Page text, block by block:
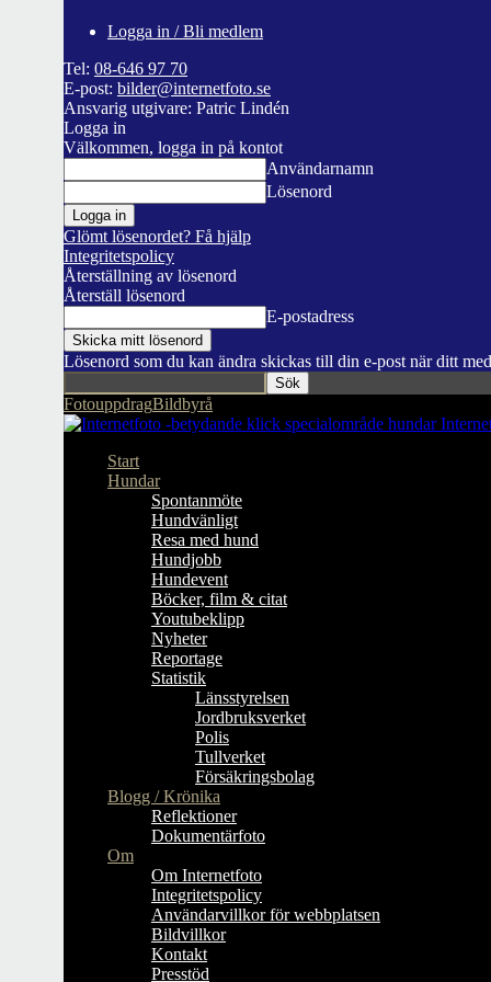
Logga in / Bli medlem
Tel: 08-646 97 70
E-post: bilder@internetfoto.se
Ansvarig utgivare: Patric Lindén
Logga in
Välkommen, logga in på kontot
Användarnamn
Lösenord
Glömt lösenordet? Få hjälp
Integritetspolicy
Återställning av lösenord
Återställ lösenord
E-postadress
Lösenord som du kan ändra skickas till din e-post när ditt
FotouppdragBildbyrå
Start
Hundar
Spontanmöte
Hundvänligt
Resa med hund
Hundjobb
Hundevent
Böcker, film & citat
Youtubeklipp
Nyheter
Reportage
Statistik
Länsstyrelsen
Jordbruksverket
Polis
Tullverket
Försäkringsbolag
Blogg / Krönika
Reflektioner
Dokumentärfoto
Om
Om Internetfoto
Integritetspolicy
Användarvillkor för webbplatsen
Bildvillkor
Kontakt
Presstöd